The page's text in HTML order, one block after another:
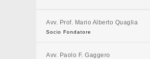
Avv. Prof. Mario Alberto Quaglia
Socio Fondatore
Avv. Paolo F. Gaggero